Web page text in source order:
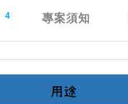
4 專案須知